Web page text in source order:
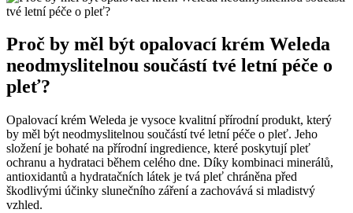
Proč by měl být opalovací krém Weleda
neodmyslitelnou součástí tvé letní péče o
pleť?
Opalovací krém Weleda je vysoce kvalitní přírodní produkt, který
by měl být neodmyslitelnou součástí tvé letní péče o pleť. Jeho
složení je bohaté na přírodní ingredience, které poskytují pleť
ochranu a hydrataci během celého dne. Díky kombinaci minerálů,
antioxidantů a hydratačních látek je tvá pleť chráněna před
škodlivými účinky slunečního záření a zachovává si mladistvý
vzhled.